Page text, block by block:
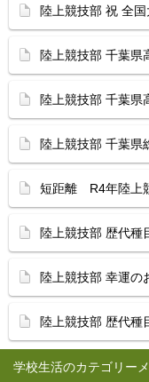
学校生活
陸上競技部 祝 全
陸上競技部 千葉県
陸上競技部 千葉県
陸上競技部 千葉県
短距離 R4年陸上
陸上競技部 歴代種
陸上競技部 幸運の
陸上競技部 歴代種